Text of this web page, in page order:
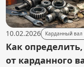
10.02.2026 Карданный
Как
от карданного